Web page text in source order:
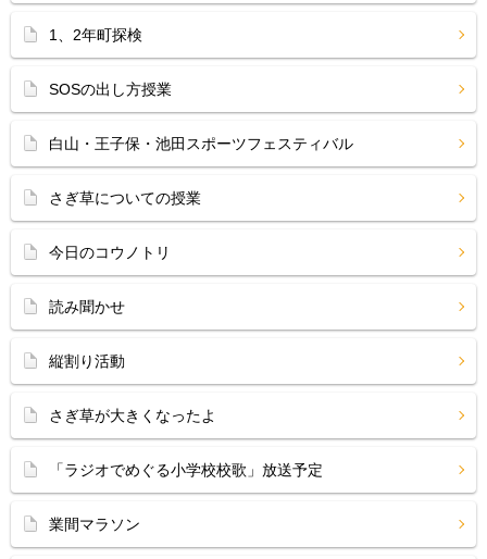
1、2年町探検
SOSの出し方授業
白山・王子保・池田スポーツフェスティバル
さぎ草についての授業
今日のコウノトリ
読み聞かせ
縦割り活動
さぎ草が大きくなったよ
「ラジオでめぐる小学校校歌」放送予定
業間マラソン